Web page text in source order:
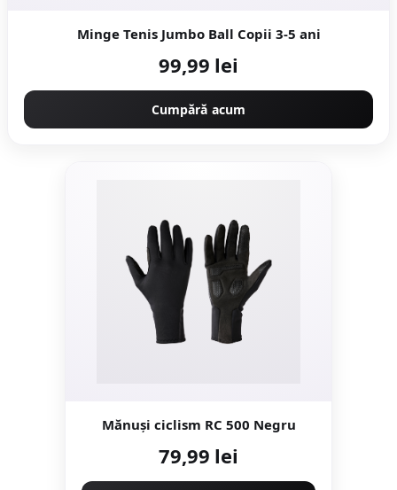
Minge Tenis Jumbo Ball Copii 3-5 ani
99,99 lei
Cumpără acum
Mănuşi ciclism RC 500 Negru
79,99 lei